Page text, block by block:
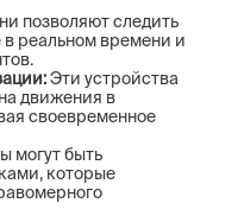
позволяют следить
реальном времени и
Эти устройства
движения в
своевременное
могут быть
которые